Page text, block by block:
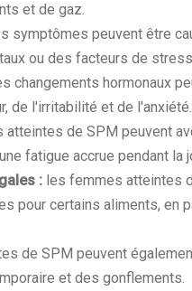
et de gaz.
symptômes peuvent être
ou des facteurs de
changements hormonaux
de l'irritabilité et de l'anxiété.
atteintes de SPM peuvent
fatigue accrue pendant la
: les femmes atteintes
pour certains aliments, en
de SPM peuvent
et des gonflements.